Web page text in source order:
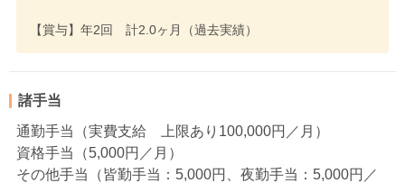
【賞与】年2回 計2.0ヶ月（過去実績）
諸手当
通勤手当（実費支給 上限あり100,000円／月）
資格手当（5,000円／月）
その他手当（皆勤手当：5,000円、夜勤手当：5,000円／